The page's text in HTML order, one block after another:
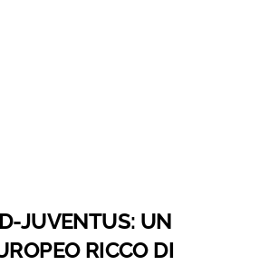
JUVENTUS: UN
RICCO DI